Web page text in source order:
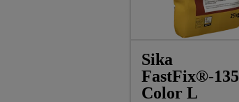
Sika
FastFix®-135
Color L